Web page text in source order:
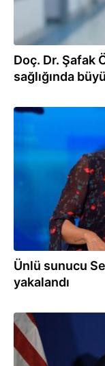
Doç. Dr. Şafak
sağlığında
Ünlü sunucu
yakalandı
16.03.2026